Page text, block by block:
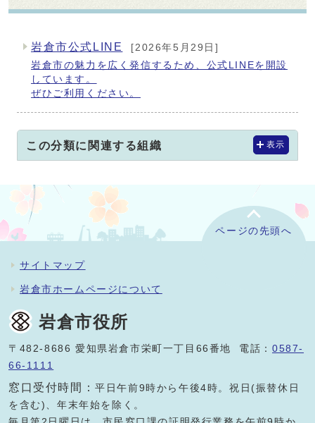
メインメニュー
岩倉市公式LINE
[2026年5月29日]
岩倉市の魅力を広く発信するため、公式LINEを開設
しています。
ぜひご利用ください。
この分類に関連する組織 表示
ページの先頭へ
サイトマップ
岩倉市ホームページについて
岩倉市役所
〒482-8686 愛知県岩倉市栄町一丁目66番地 電話：0587-
66-1111
窓口受付時間：平日午前9時から午後4時。祝日(振替休日
を含む)、年末年始を除く。